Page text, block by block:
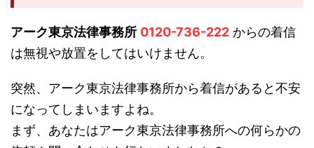
アーク東京法律事務所 0120-736-222 からの着信
は無視や放置をしてはいけません。
突然、アーク東京法律事務所から着信があると不安
になってしまいますよね。
まず、あなたはアーク東京法律事務所への何らかの